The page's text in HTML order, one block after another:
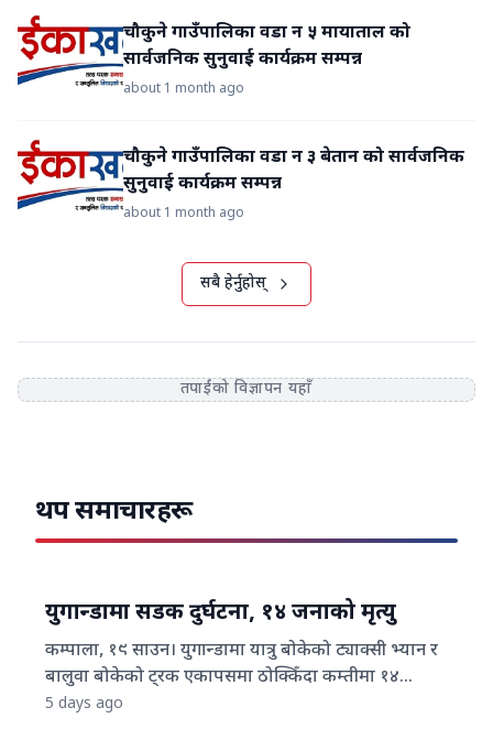
चौकुने गाउँपालिका वडा न ५ मायाताल को
सार्वजनिक सुनुवाई कार्यक्रम सम्पन्न
about 1 month ago
चौकुने गाउँपालिका वडा न ३ बेतान को सार्वजनिक
सुनुवाई कार्यक्रम सम्पन्न
about 1 month ago
सबै हेर्नुहोस्
तपाईंको विज्ञापन यहाँ
थप समाचारहरू
युगान्डामा सडक दुर्घटना, १४ जनाको मृत्यु
कम्पाला, १९ साउन। युगान्डामा यात्रु बोकेको ट्याक्सी भ्यान र
बालुवा बोकेको ट्रक एकापसमा ठोक्किँदा कम्तीमा १४
जनाको मृत्यु भएको छ भने चार जना घाइते भएका छन् ।
5 days ago